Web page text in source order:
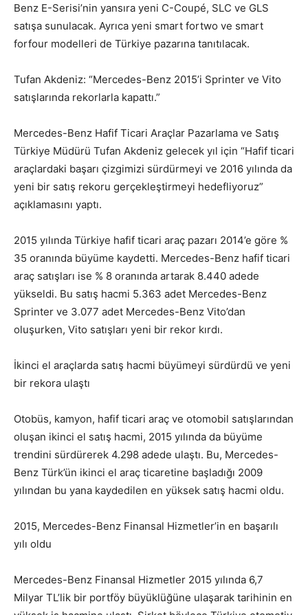
Benz E-Serisi’nin yansıra yeni C-Coupé, SLC ve GLS
satışa sunulacak. Ayrıca yeni smart fortwo ve smart
forfour modelleri de Türkiye pazarına tanıtılacak.
Tufan Akdeniz: “Mercedes-Benz 2015’i Sprinter ve Vito
satışlarında rekorlarla kapattı.”
Mercedes-Benz Hafif Ticari Araçlar Pazarlama ve Satış
Türkiye Müdürü Tufan Akdeniz gelecek yıl için “Hafif ticari
araçlardaki başarı çizgimizi sürdürmeyi ve 2016 yılında da
yeni bir satış rekoru gerçekleştirmeyi hedefliyoruz”
açıklamasını yaptı.
2015 yılında Türkiye hafif ticari araç pazarı 2014’e göre %
35 oranında büyüme kaydetti. Mercedes-Benz hafif ticari
araç satışları ise % 8 oranında artarak 8.440 adede
yükseldi. Bu satış hacmi 5.363 adet Mercedes-Benz
Sprinter ve 3.077 adet Mercedes-Benz Vito’dan
oluşurken, Vito satışları yeni bir rekor kırdı.
İkinci el araçlarda satış hacmi büyümeyi sürdürdü ve yeni
bir rekora ulaştı
Otobüs, kamyon, hafif ticari araç ve otomobil satışlarından
oluşan ikinci el satış hacmi, 2015 yılında da büyüme
trendini sürdürerek 4.298 adede ulaştı. Bu, Mercedes-
Benz Türk’ün ikinci el araç ticaretine başladığı 2009
yılından bu yana kaydedilen en yüksek satış hacmi oldu.
2015, Mercedes-Benz Finansal Hizmetler’in en başarılı
yılı oldu
Mercedes-Benz Finansal Hizmetler 2015 yılında 6,7
Milyar TL’lik bir portföy büyüklüğüne ulaşarak tarihinin en